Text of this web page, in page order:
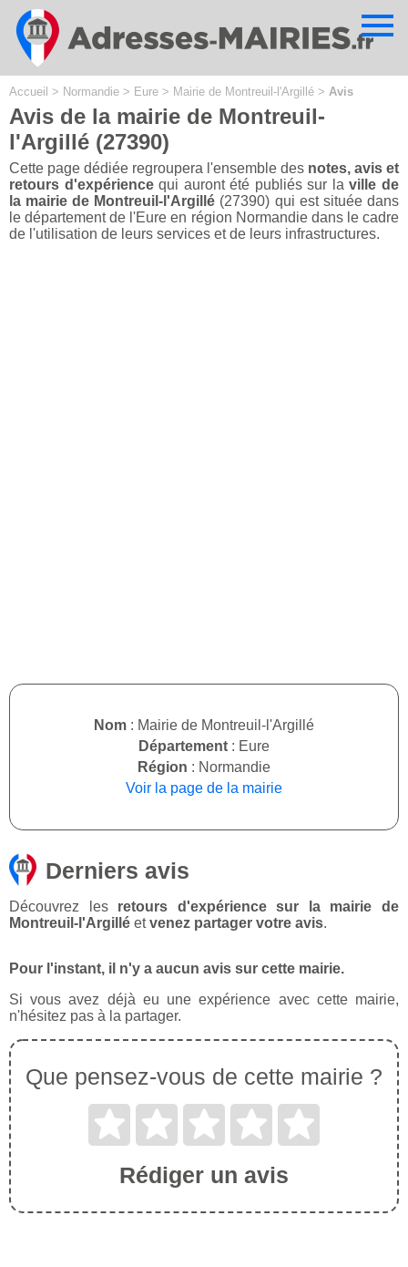
Accueil > Normandie > Eure > Mairie de Montreuil-l'Argillé > Avis
Avis de la mairie de Montreuil-
l'Argillé (27390)
Cette page dédiée regroupera l'ensemble des notes, avis et
retours d'expériencequi auront été publiés sur laville de
la mairie de Montreuil-l'Argillé (27390) qui est située dans
le département de l'Eure en région Normandie dans le cadre
de l'utilisation de leurs services et de leurs infrastructures.
Nom : Mairie de Montreuil-l'Argillé
Département : Eure
Région : Normandie
Voir la page de la mairie
Derniers avis
Découvrez les retours d'expérience sur la mairie de
Montreuil-l'Argillé etvenez partager votre avis.
Pour l'instant, il n'y a aucun avis sur cette mairie.
Si vous avez déjà eu une expérience avec cette mairie,
n'hésitez pas à la partager.
Que pensez-vous de cette mairie ?
Rédiger un avis
Cookies management panel